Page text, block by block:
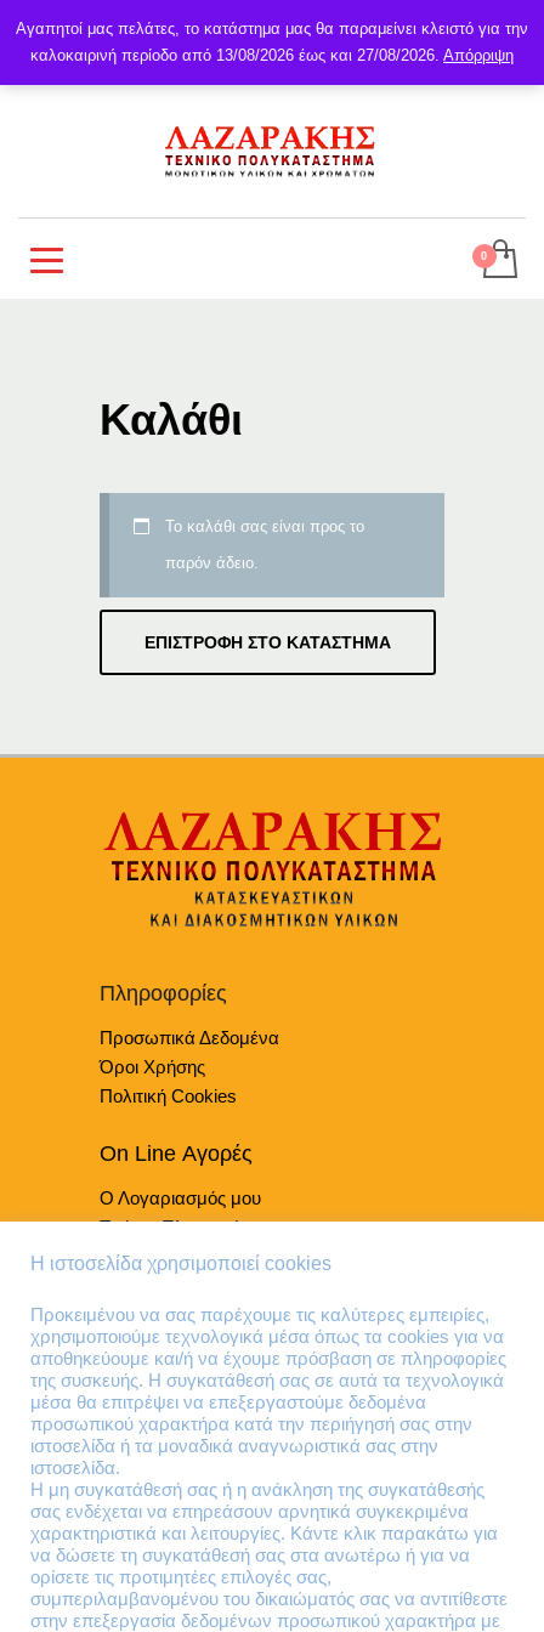
Καλάθι
Το καλάθι σας είναι προς το
παρόν άδειο.
ΕΠΙΣΤΡΟΦΉ ΣΤΟ ΚΑΤΆΣΤΗΜΑ
Πληροφορίες
Προσωπικά Δεδομένα
Όροι Χρήσης
Πολιτική Cookies
On Line Αγορές
Ο Λογαριασμός μου
Τρόποι Πληρωμής
Τρόποι Παράδοσης
Τηλέφωνα Επικοινωνίας
210 41 13 636
210 41 13 280
Διεύθυνση
Θηβών 220
Άγιος Ιωάννης
Ρέντης
Τ.Κ. 182 33
Η ιστοσελίδα χρησιμοποιεί cookies
Προκειμένου να σας παρέχουμε τις καλύτερες εμπειρίες,
χρησιμοποιούμε τεχνολογικά μέσα όπως τα cookies για να
αποθηκεύουμε και/ή να έχουμε πρόσβαση σε πληροφορίες
της συσκευής. Η συγκατάθεσή σας σε αυτά τα τεχνολογικά
μέσα θα επιτρέψει να επεξεργαστούμε δεδομένα
προσωπικού χαρακτήρα κατά την περιήγησή σας στην
ιστοσελίδα ή τα μοναδικά αναγνωριστικά σας στην
ιστοσελίδα.
Η μη συγκατάθεσή σας ή η ανάκληση της συγκατάθεσής
σας ενδέχεται να επηρεάσουν αρνητικά συγκεκριμένα
χαρακτηριστικά και λειτουργίες. Κάντε κλικ παρακάτω για
να δώσετε τη συγκατάθεσή σας στα ανωτέρω ή για να
ορίσετε τις προτιμητέες επιλογές σας,
συμπεριλαμβανομένου του δικαιώματός σας να αντιτίθεστε
στην επεξεργασία δεδομένων προσωπικού χαρακτήρα με
Αγαπητοί μας πελάτες, το κατάστημα μας θα παραμείνει κλειστό για την
καλοκαιρινή περίοδο από 13/08/2026 έως και 27/08/2026. Απόρριψη